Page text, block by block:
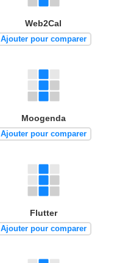
Web2Cal
Ajouter pour comparer
Moogenda
Ajouter pour comparer
Flutter
Ajouter pour comparer